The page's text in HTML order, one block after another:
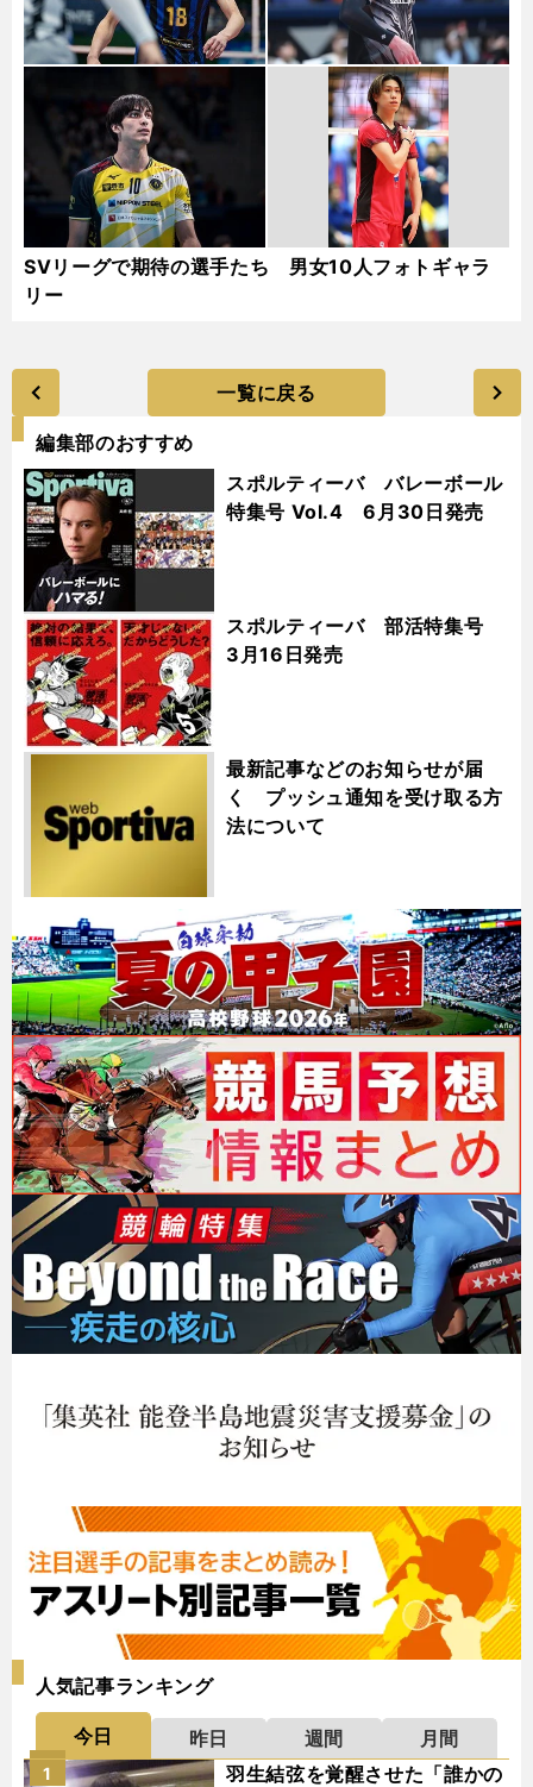
SVリーグで期待の選手たち 男女10人フォトギャラ
リー
一覧に戻る
編集部のおすすめ
スポルティーバ バレーボール
特集号 Vol.4 6月30日発売
スポルティーバ 部活特集号
3月16日発売
最新記事などのお知らせが届
く プッシュ通知を受け取る方
法について
人気記事ランキング
今日 昨日 週間
月間
羽生結弦を覚醒させた「誰かの
1